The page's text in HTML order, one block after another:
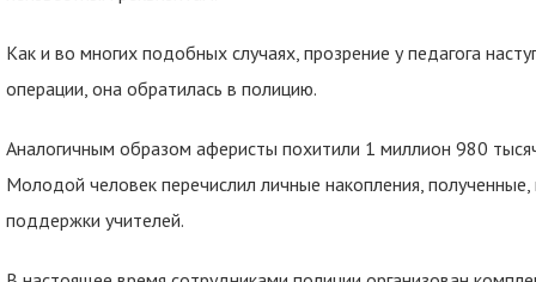
Как и во многих подобных случаях, прозрение у педагога
операции, она обратилась в полицию.
Аналогичным образом аферисты похитили 1 миллион 980
Молодой человек перечислил личные накопления,
поддержки учителей.